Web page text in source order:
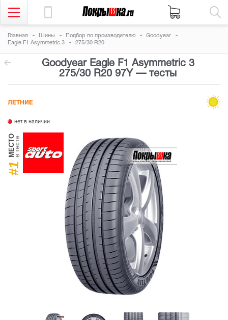
Главная Шины Подбор по производителю
Goodyear
Eagle F1 Asymmetric 3
275/30 R20
Goodyear Eagle F1 Asymmetric 3
275/30 R20 97Y — тесты
нет в наличии
ЛЕТНИЕ
#1
МЕСТОв тесте